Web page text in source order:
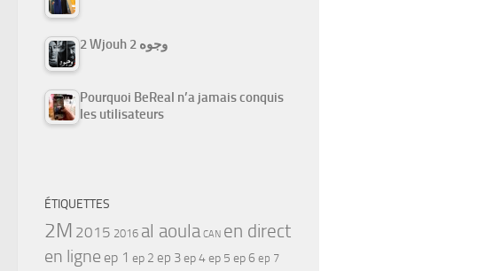
2 Wjouh 2 وجوه
Pourquoi BeReal n’a jamais conquis
les utilisateurs
ÉTIQUETTES
2M 2015 2016 al aoula CAN en direct
en ligne ep 1 ep 2 ep 3ep 4ep 5 ep 6 ep 7